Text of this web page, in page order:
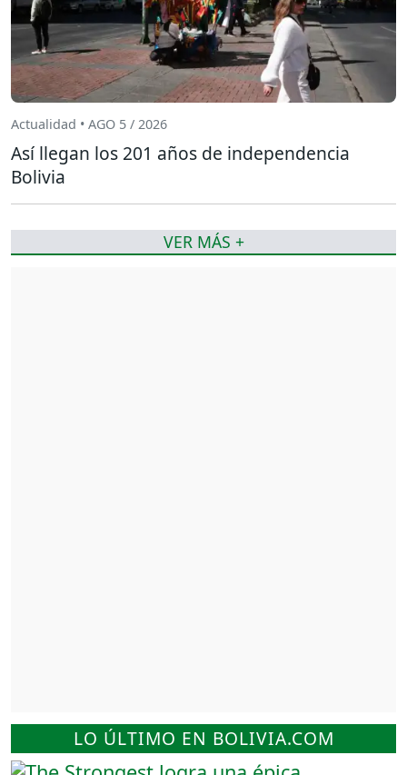
LO ÚLTIMO EN BOLIVIA.COM
Actualidad • AGO 5 / 2026
Así llegan los 201 años de independencia
Bolivia
VER MÁS +